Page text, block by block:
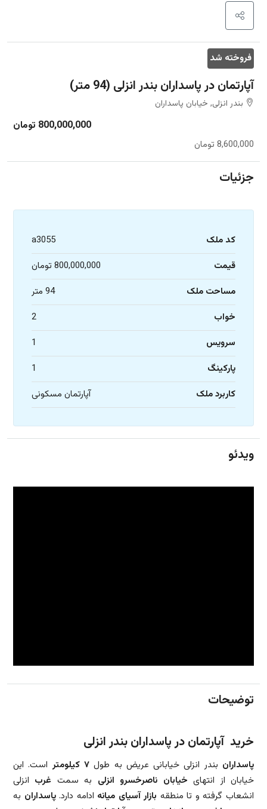
فروخته شد
آپارتمان در پاسداران بندر انزلی (94 متر)
بندر انزلی, خیابان پاسداران
800,000,000 تومان
8,600,000 تومان
جزئیات
کد ملک
a3055
قیمت
800,000,000 تومان
مساحت ملک
94 متر
خواب
2
سرویس
1
پارکینگ
1
کاربرد ملک
آپارتمان مسکونی
ویدئو
توضیحات
خرید آپارتمان در پاسداران بندر انزلی
پاسداران بندر انزلی خیابانی عریض به طول۷ کیلومتر
است. این
خیابان از انتهای خیابان ناصرخسرو انزلی به سمت غرب انزلی
انشعاب گرفته و تا منطقه بازار آسیای میانه ادامه دارد.پاسداران به